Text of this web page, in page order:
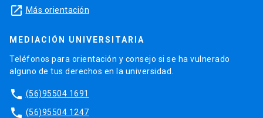
launch Más orientación
MEDIACIÓN UNIVERSITARIA
Teléfonos para orientación y consejo si se ha vulnerado
alguno de tus derechos en la universidad.
phone (56)95504 1691
phone (56)95504 1247